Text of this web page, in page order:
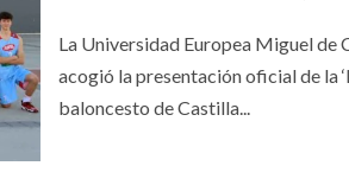
La Universidad Europea Miguel de
acogió la presentación oficial de la
baloncesto de Castilla...